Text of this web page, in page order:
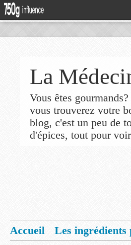
La
Vous êtes
vous trouverez votre
blog, c'est un peu de
d'épices, tout pour
Accueil
Les